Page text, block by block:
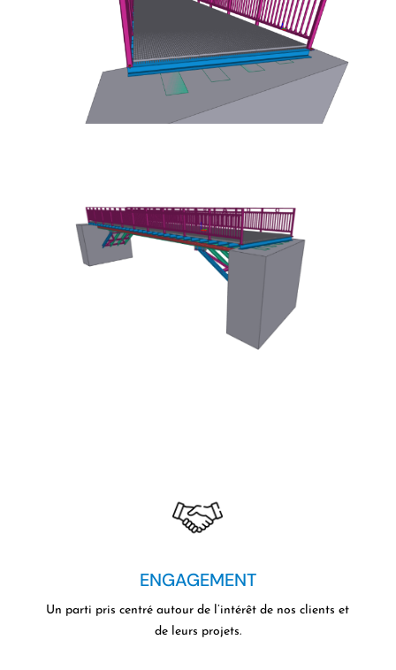
ENGAGEMENT
Un parti pris centré autourde l’intérêt de nos clients et
de leurs projets.